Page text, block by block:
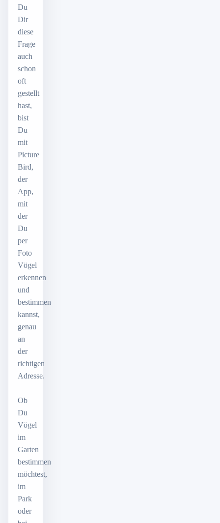
Du
Dir
diese
Frage
auch
schon
oft
gestellt
hast,
bist
Du
mit
Picture
Bird,
der
App,
mit
der
Du
per
Foto
Vögel
erkennen
und
bestimmen
kannst,
genau
an
der
richtigen
Adresse.
Ob
Du
Vögel
im
Garten
bestimmen
möchtest,
im
Park
oder